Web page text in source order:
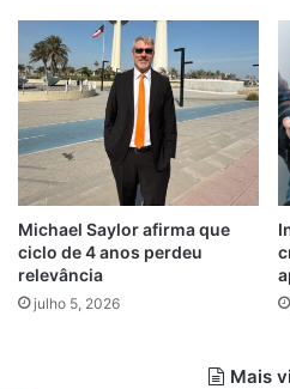
Michael Saylor afirma que
ciclo de 4 anos perdeu
relevância
julho 5, 2026
Mais